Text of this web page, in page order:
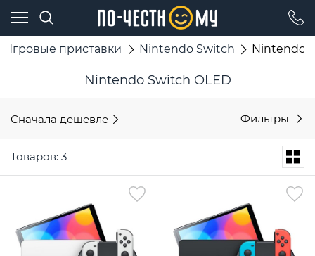
Игровые приставки Nintendo Switch Nintendo
Nintendo Switch OLED
Сначала дешевле Фильтры
Товаров: 3